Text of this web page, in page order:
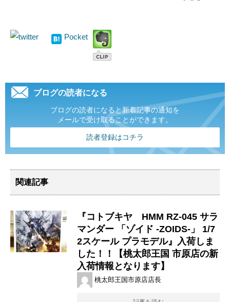
Pocket
ブログの読者になる
ブログの読者になると新着記事の通知を
メールで受け取ることができます。
読者登録はコチラ
関連記事
『コトブキヤ HMM RZ-045 サラ
マンダー 「ゾイド -ZOIDS-」 1/7
2スケール プラモデル』入荷しま
した！！【桃太郎王国 市原店の新
入荷情報となります】
桃太郎王国市原店店長